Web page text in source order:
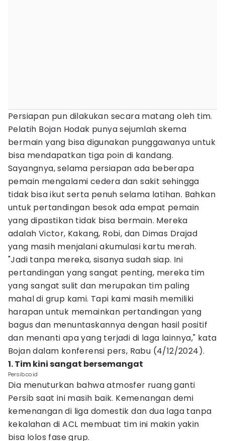
Persiapan pun dilakukan secara matang oleh tim.
Pelatih Bojan Hodak punya sejumlah skema
bermain yang bisa digunakan punggawanya untuk
bisa mendapatkan tiga poin di kandang.
Sayangnya, selama persiapan ada beberapa
pemain mengalami cedera dan sakit sehingga
tidak bisa ikut serta penuh selama latihan. Bahkan
untuk pertandingan besok ada empat pemain
yang dipastikan tidak bisa bermain. Mereka
adalah Victor, Kakang, Robi, dan Dimas Drajad
yang masih menjalani akumulasi kartu merah.
"Jadi tanpa mereka, sisanya sudah siap. Ini
pertandingan yang sangat penting, mereka tim
yang sangat sulit dan merupakan tim paling
mahal di grup kami. Tapi kami masih memiliki
harapan untuk memainkan pertandingan yang
bagus dan menuntaskannya dengan hasil positif
dan menanti apa yang terjadi di laga lainnya," kata
Bojan dalam konferensi pers, Rabu (4/12/2024).
1. Tim kini sangat bersemangat
Persib.co.id
Dia menuturkan bahwa atmosfer ruang ganti
Persib saat ini masih baik. Kemenangan demi
kemenangan di liga domestik dan dua laga tanpa
kekalahan di ACL membuat tim ini makin yakin
bisa lolos fase grup.